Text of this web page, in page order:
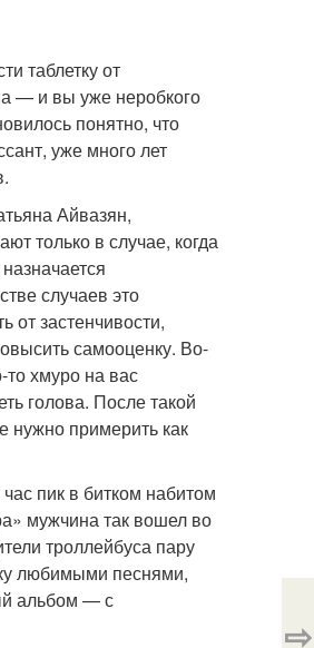
таблетку от
— и вы уже неробкого
понятно, что
уже много лет
Айвазян,
только в случае, когда
случаев это
от застенчивости,
самооценку. Во-
то хмуро на вас
голова. После такой
нужно примерить как
пик в битком набитом
мужчина так вошел во
троллейбуса пару
любимыми песнями,
альбом — с
⇨